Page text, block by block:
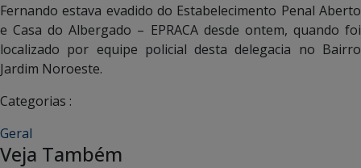
Fernando estava evadido do Estabelecimento Penal Aberto
e Casa do Albergado – EPRACA desde ontem, quando foi
localizado por equipe policial desta delegacia no Bairro
Jardim Noroeste.
Categorias :
Geral
Veja Também